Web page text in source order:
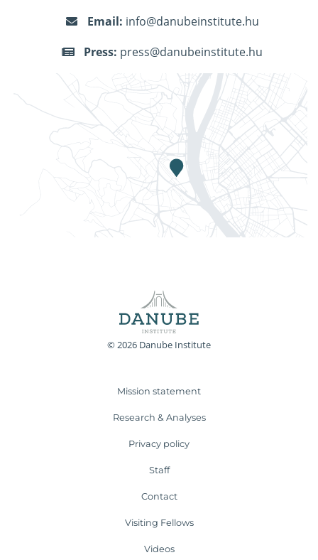
Email: info@danubeinstitute.hu
Press: press@danubeinstitute.hu
© 2026 Danube Institute
Mission statement
Research & Analyses
Privacy policy
Staff
Contact
Visiting Fellows
Videos